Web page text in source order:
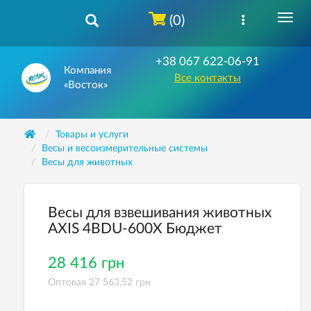
Компания
«Восток»
+38 067 622-06-91
Все контакты
(0)
Товары и услуги
Весы и весоизмерительные системы
Весы для животных
Весы для взвешивания животных
AXIS 4ВDU-600X Бюджет
28 416 грн
Оптовая 27 563,52 грн